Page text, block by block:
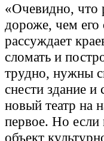
«Очевидно, что
дороже, чем его
рассуждает
сломать и
трудно, нужны
снести здание и
новый театр на
первое. Но если
объект